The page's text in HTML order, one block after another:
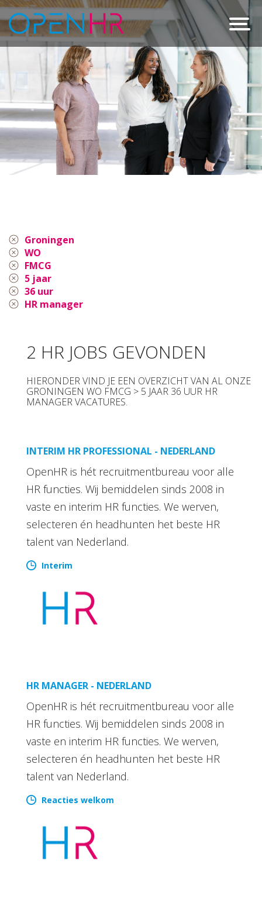
Groningen
WO
FMCG
5 jaar
36 uur
HR manager
2 HR JOBS GEVONDEN
HIERONDER VIND JE EEN OVERZICHT VAN AL ONZE
GRONINGEN WO FMCG > 5 JAAR 36 UUR HR
MANAGER VACATURES.
INTERIM HR PROFESSIONAL - NEDERLAND
OpenHR is hét recruitmentbureau voor alle
HR functies. Wij bemiddelen sinds 2008 in
vaste en interim HR functies. We werven,
selecteren én headhunten het beste HR
talent van Nederland.
Interim
HR MANAGER - NEDERLAND
OpenHR is hét recruitmentbureau voor alle
HR functies. Wij bemiddelen sinds 2008 in
vaste en interim HR functies. We werven,
selecteren én headhunten het beste HR
talent van Nederland.
Reacties welkom